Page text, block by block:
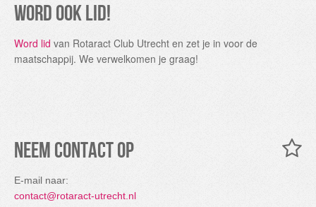
Word ook lid!
Word lid van Rotaract Club Utrecht en zet je in voor de
maatschappij. We verwelkomen je graag!
Neem contact op
E-mail naar:
contact@rotaract-utrecht.nl